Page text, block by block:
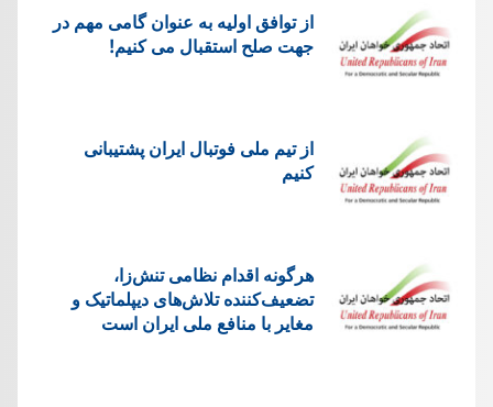
از توافق اولیه به عنوان گامی مهم در
جهت صلح استقبال می کنیم!
از تیم ملی فوتبال ایران پشتیبانی
کنیم
هرگونه اقدام نظامی تنش‌زا،
تضعیف‌کننده تلاش‌های دیپلماتیک و
مغایر با منافع ملی ایران است